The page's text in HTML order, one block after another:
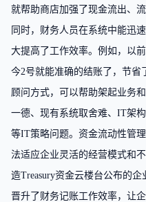
就帮助商店加强了现金流出、
同时，财务人员在系统中能迅
大提高了工作效率。例如，以
今2号就能准确的结账了，节
顾问方式，可以帮助架起业务
一德、现有系统取舍难、IT架
等IT策略问题。资金流动性管
法适应企业灵活的经营模式和
造Treasury资金云楼台公布的
晋升了财务记账工作效率，让